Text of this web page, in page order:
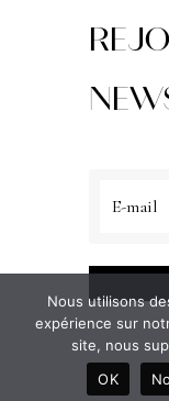
Nous utilisons
expérience sur
site, nous
OK